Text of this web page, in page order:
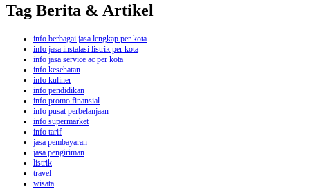
Tag Berita & Artikel
info berbagai jasa lengkap per kota
info jasa instalasi listrik per kota
info jasa service ac per kota
info kesehatan
info kuliner
info pendidikan
info promo finansial
info pusat perbelanjaan
info supermarket
info tarif
jasa pembayaran
jasa pengiriman
listrik
travel
wisata